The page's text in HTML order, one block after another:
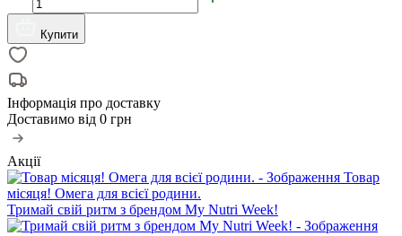
Купити
Інформація про доставку
Доставимо від 0 грн
Акції
Товар
місяця! Омега для всієї родини.
Тримай свій ритм з брендом My Nutri Week!